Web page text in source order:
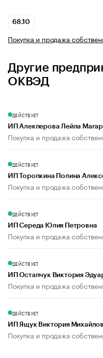
68.10
Покупка и продажа
Другие
ОКВЭД
ДЕЙСТВУЕТ
ИП Алекперова Лейла
Покупка и продажа
ДЕЙСТВУЕТ
ИП Торопкина Полина
Покупка и продажа
ДЕЙСТВУЕТ
ИП Середа Юлия Петровна
Покупка и продажа
ДЕЙСТВУЕТ
ИП Остапчук Виктория
Покупка и продажа
ДЕЙСТВУЕТ
ИП Ящук Виктория
Покупка и продажа